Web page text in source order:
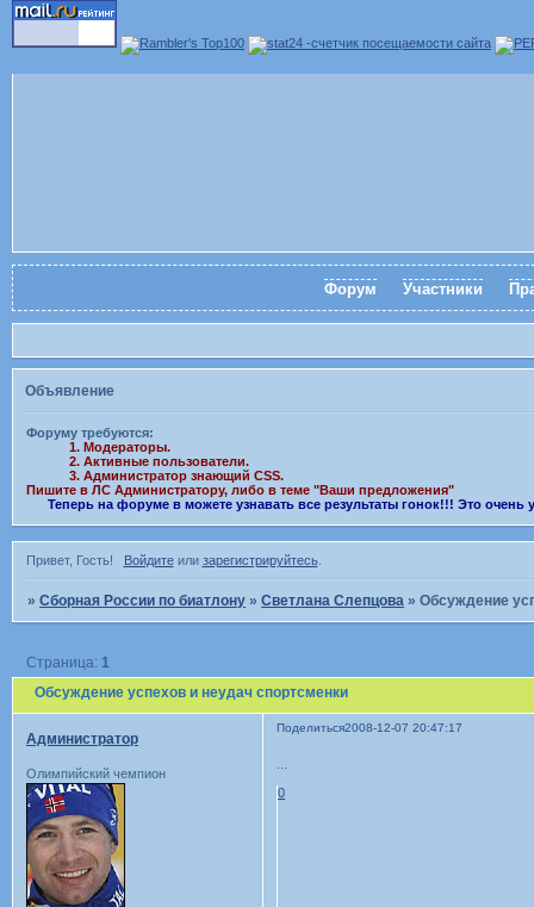
Форум Участники
Объявление
Форуму требуются:
1. Модераторы.
2. Активные пользователи.
3. Администратор знающий CSS.
Пишите в ЛС Администратору, либо в теме "Ваши предложения"
Теперь на форуме в можете узнавать все результаты гонок!!! Это
Привет, Гость! Войдитеили зарегистрируйтесь.
»Сборная России по биатлону »Светлана Слепцова »Обсуждение
Обсуждение успехов и неудач спортсменки
Страница: 1
Поделиться2008-12-07 20:47:17
Администратор
Олимпийский чемпион
0